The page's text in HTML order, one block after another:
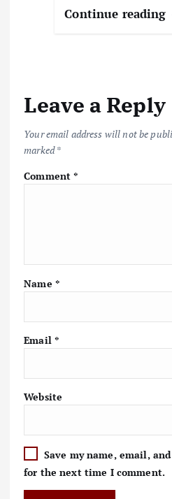
Continue reading
Leave a Reply
Your email address will not be
marked*
Comment*
Name *
Email *
Website
Save my name, email,
for the next time I comment.